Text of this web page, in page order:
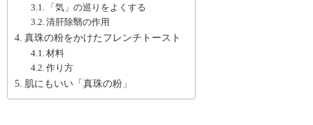
「気」の巡りをよくする
清肝除翳の作用
真珠の粉をかけたフレンチトースト
材料
作り方
肌にもいい「真珠の粉」